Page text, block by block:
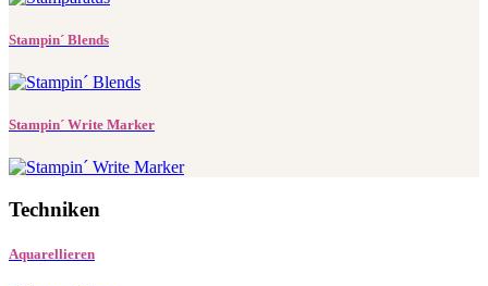
Stampin´ Blends
Stampin´ Write Marker
Techniken
Aquarellieren